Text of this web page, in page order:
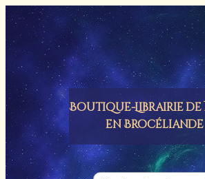
Panneau de gestion des cookies
Boutique-Librairie de
en Brocéliande